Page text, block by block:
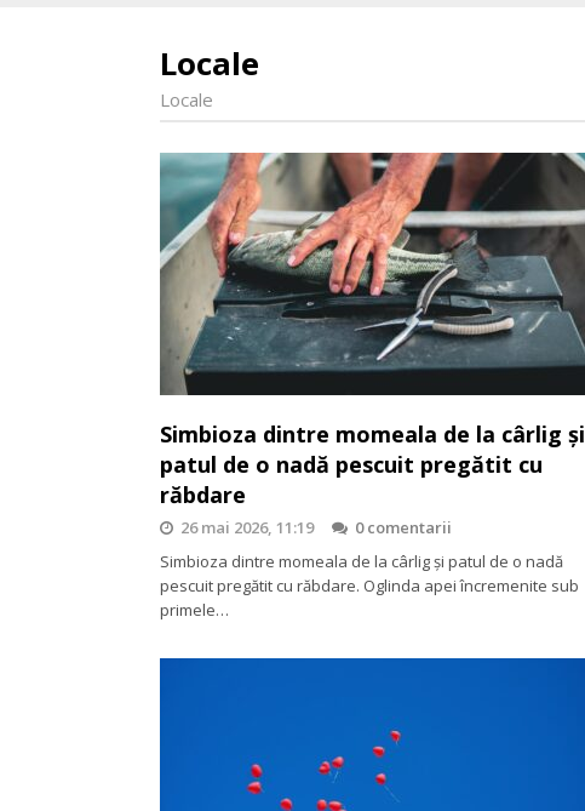
Locale
Locale
Simbioza dintre momeala de la cârlig și
patul de o nadă pescuit pregătit cu
răbdare
26 mai 2026, 11:19
0 comentarii
Simbioza dintre momeala de la cârlig și patul de o nadă
pescuit pregătit cu răbdare. Oglinda apei încremenite sub
primele…